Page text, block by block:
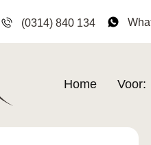
(0314) 840 134
Home Voor: